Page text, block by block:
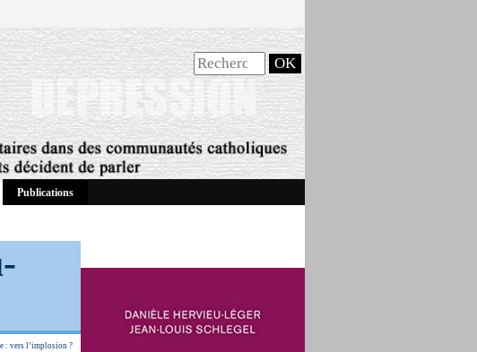
Publications
: vers l’implosion ?